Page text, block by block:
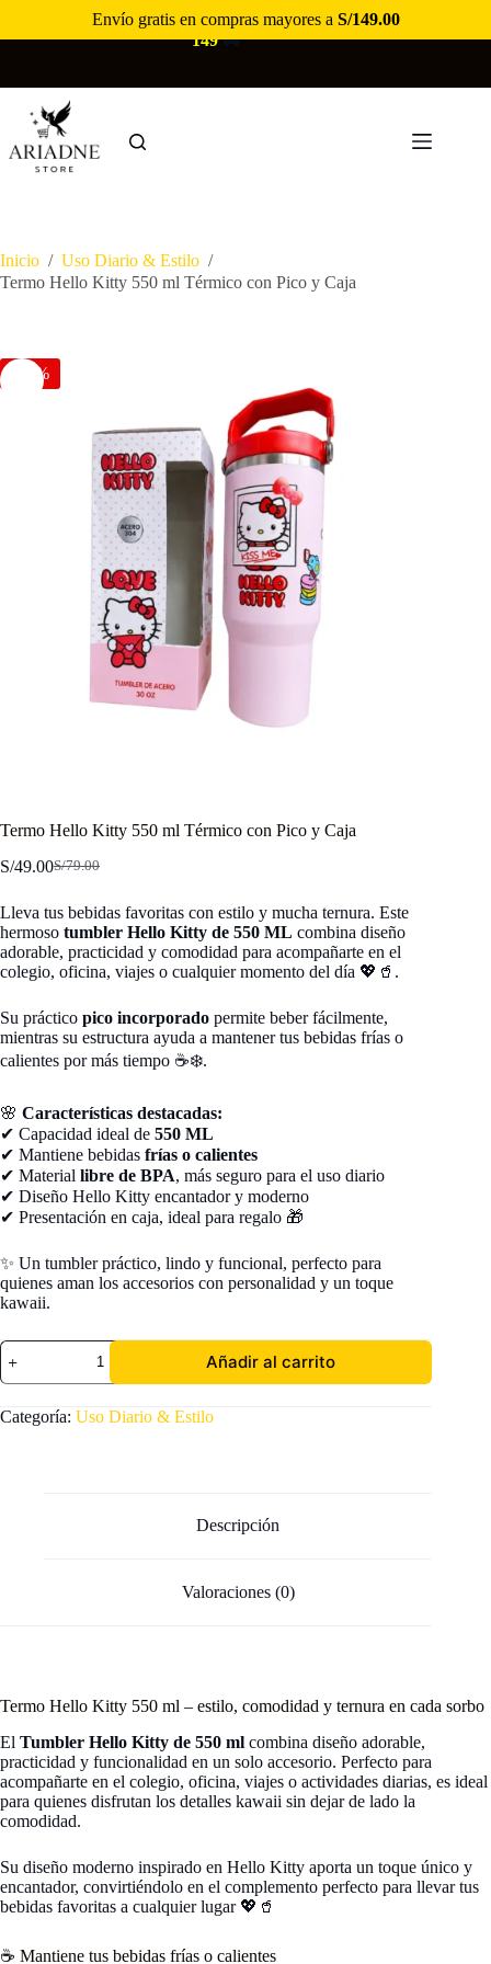
ENVÍO GRATIS EN COMPRAS MAYORES A S/
149🚚
Inicio / Uso Diario & Estilo /
Termo Hello Kitty 550 ml Térmico con Pico y Caja
-38%
Termo Hello Kitty 550 ml Térmico con Pico y Caja
S/79.00
El
original
era:
S/79.00.
S/49.00El
actual
es:
S/49.00.
Lleva tus bebidas favoritas con estilo y mucha ternura. Este
hermoso tumbler Hello Kitty de 550 ML combina diseño
adorable, practicidad y comodidad para acompañarte en el
colegio, oficina, viajes o cualquier momento del día 💖🥤.
Su práctico pico incorporado permite beber fácilmente,
mientras su estructura ayuda a mantener tus bebidas frías o
calientes por más tiempo ☕❄️.
🌸 Características destacadas:
✔ Capacidad ideal de 550 ML
✔ Mantiene bebidas frías o calientes
✔ Material libre de BPA, más seguro para el uso diario
✔ Diseño Hello Kitty encantador y moderno
✔ Presentación en caja, ideal para regalo 🎁
✨ Un tumbler práctico, lindo y funcional, perfecto para
quienes aman los accesorios con personalidad y un toque
kawaii.
Termo
Hello
Kitty
ml
Añadir al carrito
Categoría: Uso Diario & Estilo
Descripción
Valoraciones (0)
Termo Hello Kitty 550 ml – estilo, comodidad y ternura en cada sorbo
El Tumbler Hello Kitty de 550 ml combina diseño adorable,
practicidad y funcionalidad en un solo accesorio. Perfecto para
acompañarte en el colegio, oficina, viajes o actividades diarias, es ideal
para quienes disfrutan los detalles kawaii sin dejar de lado la
comodidad.
Su diseño moderno inspirado en Hello Kitty aporta un toque único y
encantador, convirtiéndolo en el complemento perfecto para llevar tus
bebidas favoritas a cualquier lugar 💖🥤
☕ Mantiene tus bebidas frías o calientes
Envío gratis en compras mayores a S/149.00